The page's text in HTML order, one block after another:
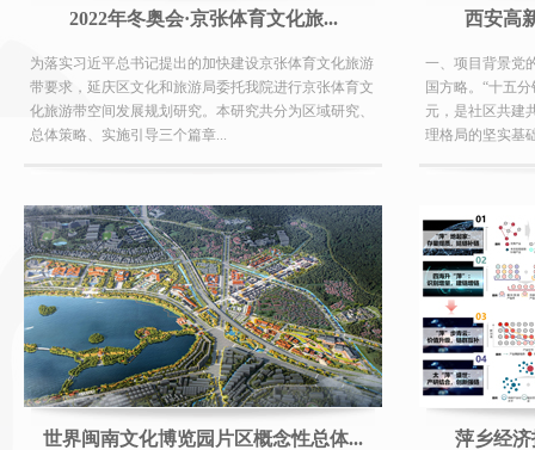
2022年冬奥会·京张体育文化旅...
为落实习近平总书记提出的加快建设京张体育文化旅游
带要求，延庆区文化和旅游局委托我院进行京张体育文
化旅游带空间发展规划研究。本研究共分为区域研究、
总体策略、实施引导三个篇章...
西安高
一、项目背景党
国方略。“十五
元，是社区共建
理格局的坚实基
世界闽南文化博览园片区概念性总体... 萍乡经